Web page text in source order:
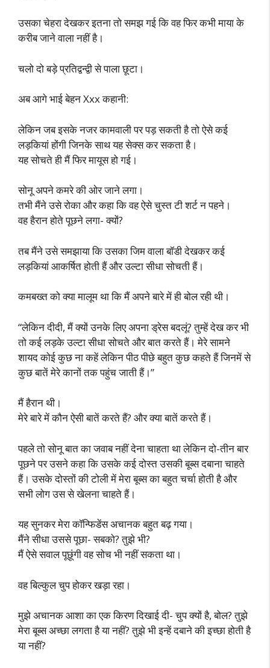
उसका चेहरा देखकर इतना तो समझ गई कि वह फिर कभी माया के
करीब जाने वाला नहीं है।
चलो दो बड़े प्रतिद्वन्द्वी से पाला छूटा।
अब आगे भाई बेहन Xxx कहानी:
लेकिन जब इसके नजर कामवाली पर पड़ सकती है तो ऐसे कई
लड़कियां होंगी जिनके साथ यह सेक्स कर सकता है।
यह सोचते ही मैं फिर मायूस हो गई।
सोनू अपने कमरे की ओर जाने लगा।
तभी मैंने उसे रोका और कहा कि वह ऐसे चुस्त टी शर्ट न पहने।
वह हैरान होते पूछने लगा- क्यों?
तब मैंने उसे समझाया कि उसका जिम वाला बॉडी देखकर कई
लड़कियां आकर्षित होती हैं और उल्टा सीधा सोचती हैं।
कमबख्त को क्या मालूम था कि मैं अपने बारे में ही बोल रही थी।
“लेकिन दीदी, मैं क्यों उनके लिए अपना ड्रेस बदलूं? तुम्हें देख कर भी
तो कई लड़के उल्टा सीधा सोचते और बात करते हैं। मेरे सामने
शायद कोई कुछ ना कहें लेकिन पीठ पीछे बहुत कुछ कहते हैं जिनमें से
कुछ बातें मेरे कानों तक पहुंच जाती हैं।”
मैं हैरान थी।
मेरे बारे में कौन ऐसी बातें करते हैं? और क्या बातें करते हैं।
पहले तो सोनू बात का जवाब नहीं देना चाहता था लेकिन दो-तीन बार
पूछने पर उसने कहा कि उसके कई दोस्त उसकी बूब्स दबाना चाहते
हैं। उसके दोस्तों की टोली में मेरा बूब्स का बहुत चर्चा होती है और
सभी लोग उस से खेलना चाहते हैं।
यह सुनकर मेरा कॉन्फिडेंस अचानक बहुत बढ़ गया।
मैंने सीधा उससे पूछा- सबको? तुझे भी?
मैं ऐसे सवाल पूछूंगी वह सोच भी नहीं सकता था।
वह बिल्कुल चुप होकर खड़ा रहा।
मुझे अचानक आशा का एक किरण दिखाई दी- चुप क्यों है, बोल? तुझे
मेरा बूब्स अच्छा लगता है या नहीं? तुझे भी इन्हें दबाने की इच्छा होती है
या नहीं?